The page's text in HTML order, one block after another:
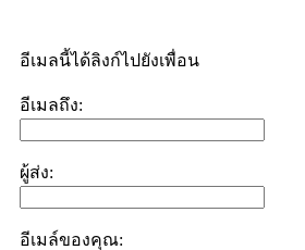
อีเมลนี้ได้ลิงก์ไปยังเพื่อน
อีเมลถึง:
ผู้ส่ง:
อีเมล์ของคุณ: